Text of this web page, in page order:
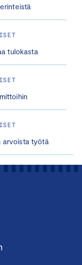
tulokasta
arvoista työtä